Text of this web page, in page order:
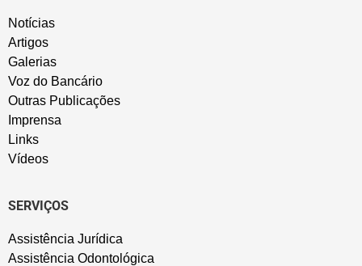
Notícias
Artigos
Galerias
Voz do Bancário
Outras Publicações
Imprensa
Links
Vídeos
SERVIÇOS
Assistência Jurídica
Assistência Odontológica